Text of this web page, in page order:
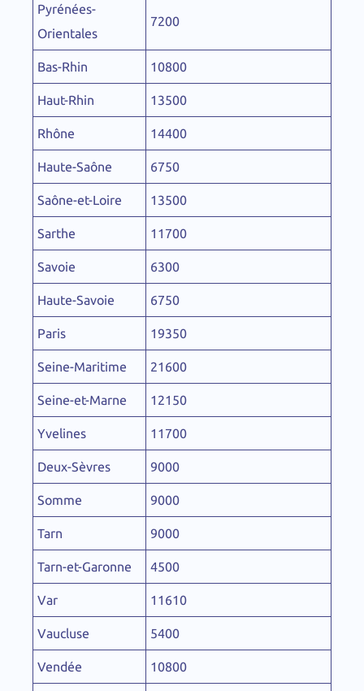
Pyrénées-
Orientales
7200
Bas-Rhin 10800
Haut-Rhin 13500
Rhône 14400
Haute-Saône 6750
Saône-et-Loire 13500
Sarthe 11700
Savoie 6300
Haute-Savoie 6750
Paris 19350
Seine-Maritime 21600
Seine-et-Marne 12150
Yvelines 11700
Deux-Sèvres 9000
Somme 9000
Tarn 9000
Tarn-et-Garonne 4500
Var 11610
Vaucluse 5400
Vendée 10800